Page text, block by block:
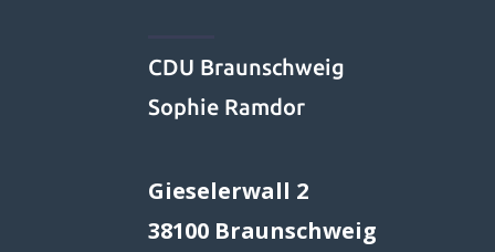
CDU Braunschweig
Sophie Ramdor
Gieselerwall 2
38100 Braunschweig